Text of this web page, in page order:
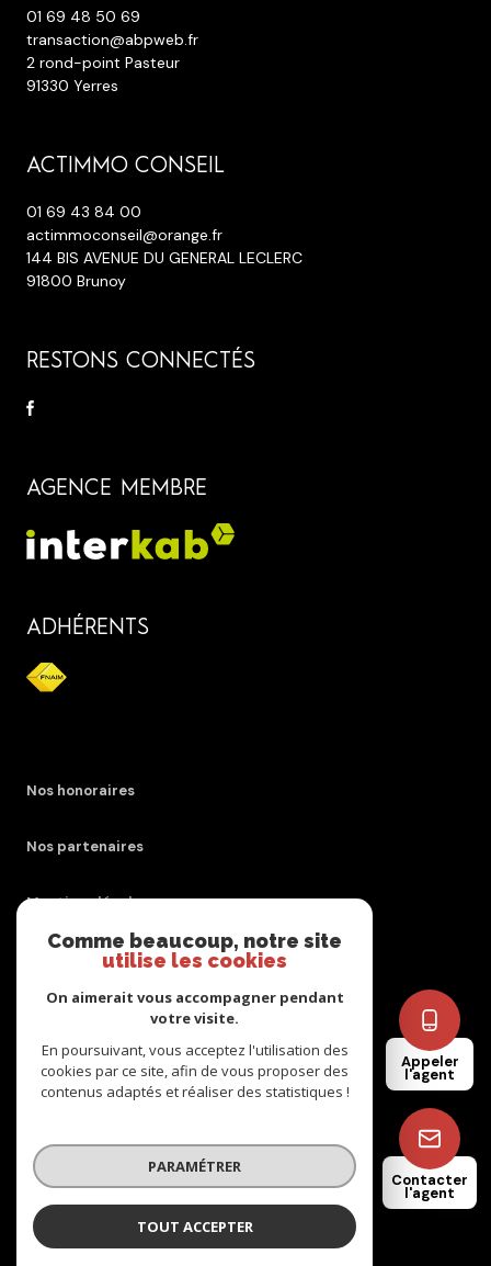
Laurène GOURY
Appeler
l'agent
Contacter
l'agent
01 69 48 50 69
transaction@abpweb.fr
2 rond-point Pasteur
91330 Yerres
ACTIMMO CONSEIL
01 69 43 84 00
actimmoconseil@orange.fr
144 BIS AVENUE DU GENERAL LECLERC
91800 Brunoy
RESTONS CONNECTÉS
AGENCE MEMBRE
ADHÉRENTS
Nos honoraires
Nos partenaires
Mentions légales
Cookies
© 2026 | Tous droits réservés
Réalisé par
Comme beaucoup, notre site
utilise les cookies
On aimerait vous accompagner pendant
votre visite.
En poursuivant, vous acceptez l'utilisation des
cookies par ce site, afin de vous proposer des
contenus adaptés et réaliser des statistiques !
PARAMÉTRER
TOUT ACCEPTER